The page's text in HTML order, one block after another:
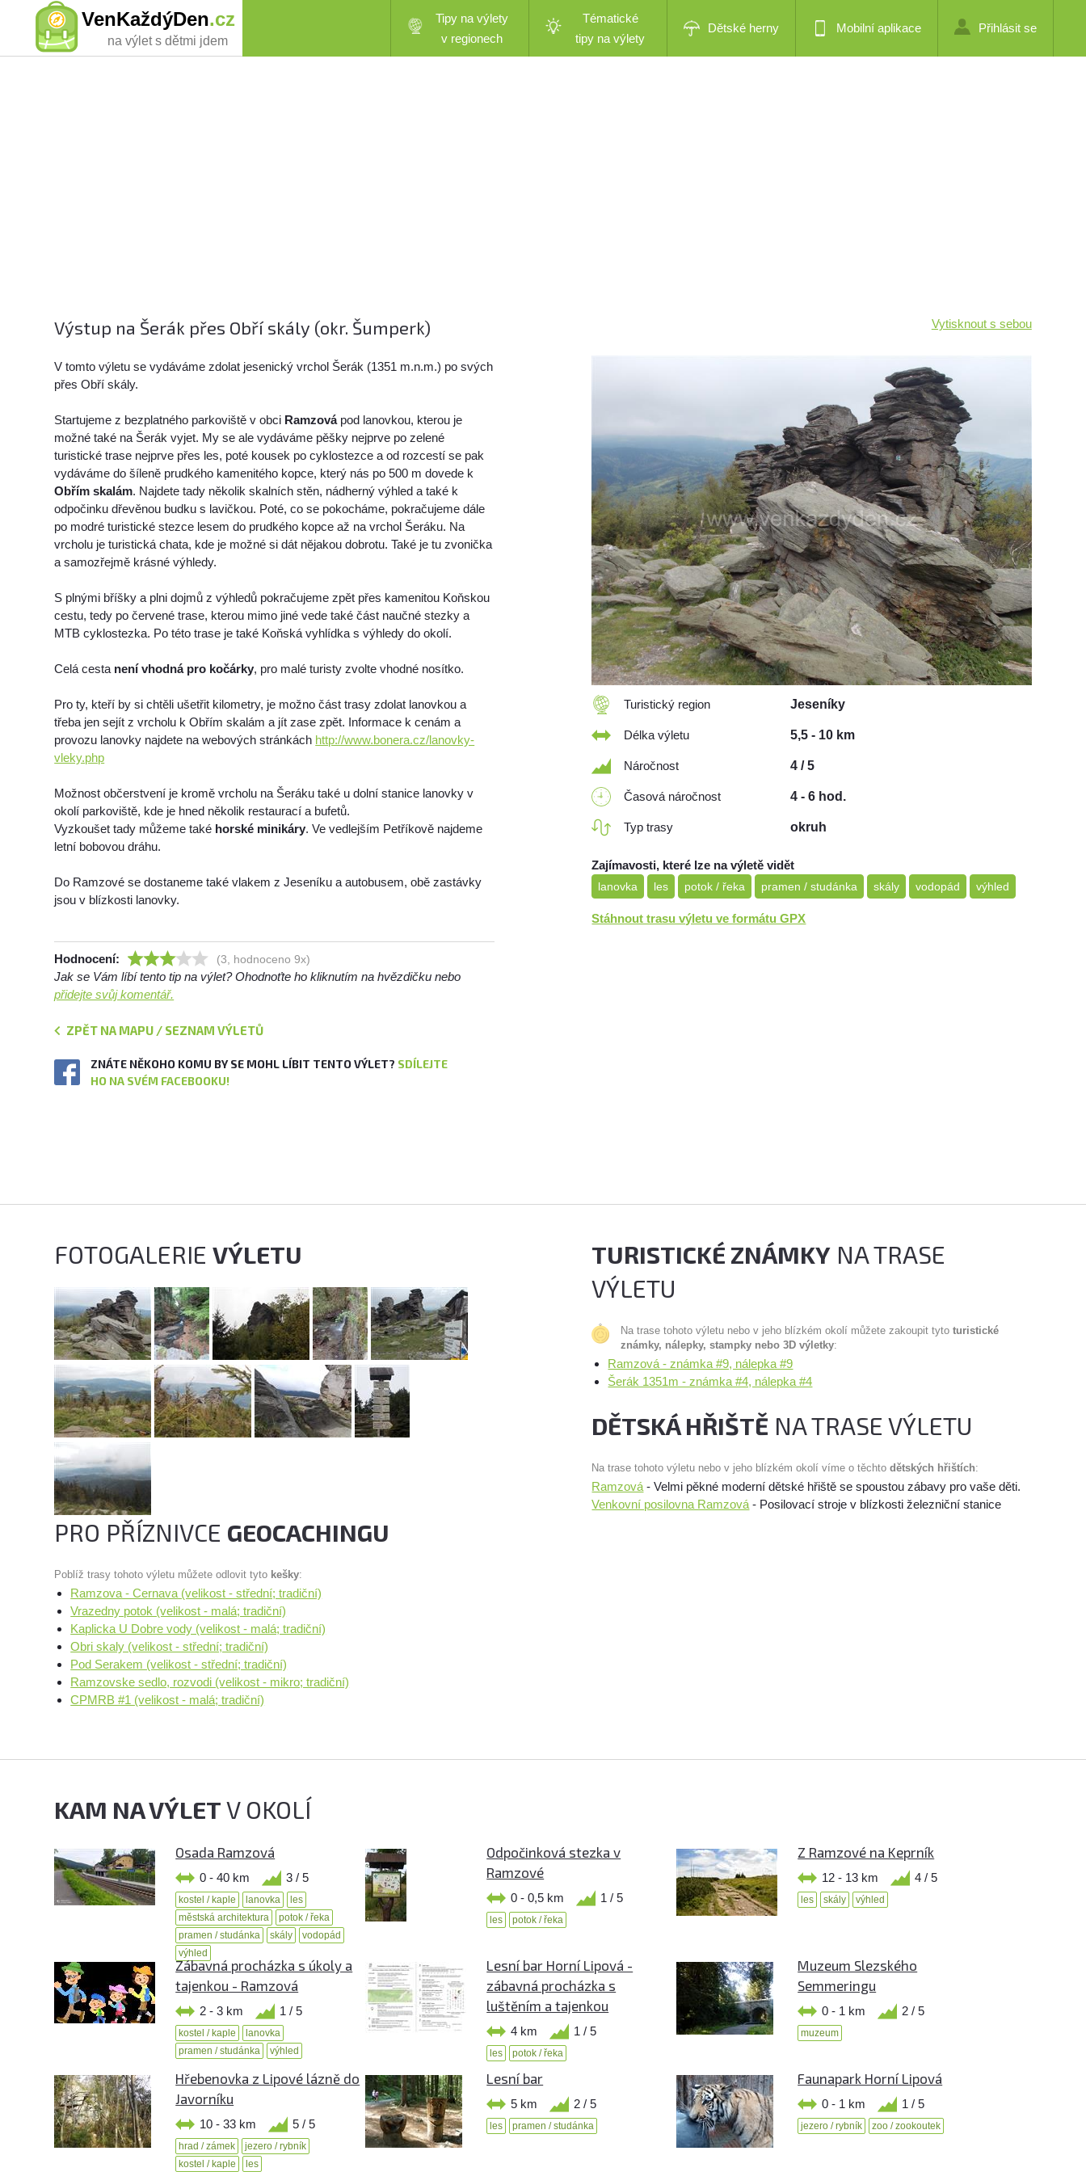
VenKaždýDen.cz
na výlet s dětmi jdem
Tipy na výlety
v regionech
Tématické
tipy na výlety
Dětské herny Mobilní aplikace Přihlásit se
Výstup na Šerák přes Obří skály (okr. Šumperk) Vytisknout s sebou
V tomto výletu se vydáváme zdolat jesenický vrchol Šerák (1351 m.n.m.) po svých
přes Obří skály.
Startujeme z bezplatného parkoviště v obci Ramzovápod lanovkou, kterou je
možné také na Šerák vyjet. My se ale vydáváme pěšky nejprve po zelené
turistické trase nejprve přes les, poté kousek po cyklostezce a od rozcestí se pak
vydáváme do šíleně prudkého kamenitého kopce, který nás po 500 m dovede k
Obřím skalám. Najdete tady několik skalních stěn, nádherný výhled a také k
odpočinku dřevěnou budku s lavičkou. Poté, co se pokocháme, pokračujeme dále
po modré turistické stezce lesem do prudkého kopce až na vrchol Šeráku. Na
vrcholu je turistická chata, kde je možné si dát nějakou dobrotu. Také je tu zvonička
a samozřejmě krásné výhledy.
S plnými bříšky a plni dojmů z výhledů pokračujeme zpět přes kamenitou Koňskou
cestu, tedy po červené trase, kterou mimo jiné vede také část naučné stezky a
MTB cyklostezka. Po této trase je také Koňská vyhlídka s výhledy do okolí.
Celá cesta není vhodná pro kočárky, pro malé turisty zvolte vhodné nosítko.
Pro ty, kteří by si chtěli ušetřit kilometry, je možno část trasy zdolat lanovkou a
třeba jen sejít z vrcholu k Obřím skalám a jít zase zpět. Informace k cenám a
provozu lanovky najdete na webových stránkách http://www.bonera.cz/lanovky-
vleky.php
Možnost občerstvení je kromě vrcholu na Šeráku také u dolní stanice lanovky v
okolí parkoviště, kde je hned několik restaurací a bufetů.
Vyzkoušet tady můžeme také horské minikáry. Ve vedlejším Petříkově najdeme
letní bobovou dráhu.
Do Ramzové se dostaneme také vlakem z Jeseníku a autobusem, obě zastávky
jsou v blízkosti lanovky.
Hodnocení: (3, hodnoceno 9x)
Jak se Vám líbí tento tip na výlet? Ohodnoťte ho kliknutím na hvězdičku nebo
přidejte svůj komentář.
ZPĚT NA MAPU / SEZNAM VÝLETŮ
ZNÁTE NĚKOHO KOMU BY SE MOHL LÍBIT TENTO VÝLET? SDÍLEJTE
HO NA SVÉM FACEBOOKU!
Turistický region Jeseníky
Délka výletu 5,5 - 10 km
Náročnost 4 / 5
Časová náročnost 4 - 6 hod.
Typ trasy okruh
Zajímavosti, které lze na výletě vidět
lanovka les potok / řeka pramen / studánka skály vodopád výhled
Stáhnout trasu výletu ve formátu GPX
FOTOGALERIEVÝLETU
PRO PŘÍZNIVCE GEOCACHINGU
Poblíž trasy tohoto výletu můžete odlovit tyto kešky:
Ramzova - Cernava (velikost - střední; tradiční)
Vrazedny potok (velikost - malá; tradiční)
Kaplicka U Dobre vody (velikost - malá; tradiční)
Obri skaly (velikost - střední; tradiční)
Pod Serakem (velikost - střední; tradiční)
Ramzovske sedlo, rozvodi (velikost - mikro; tradiční)
CPMRB #1 (velikost - malá; tradiční)
TURISTICKÉ ZNÁMKY NA TRASE
VÝLETU
Na trase tohoto výletu nebo v jeho blízkém okolí můžete zakoupit tytoturistické
známky, nálepky, stampky nebo 3D výletky:
Ramzová - známka #9, nálepka #9
Šerák 1351m - známka #4, nálepka #4
DĚTSKÁ HŘIŠTĚ NA TRASE VÝLETU
Na trase tohoto výletu nebo v jeho blízkém okolí víme o těchtodětských hřištích:
Ramzová - Velmi pěkné moderní dětské hřiště se spoustou zábavy pro vaše děti.
Venkovní posilovna Ramzová - Posilovací stroje v blízkosti železniční stanice
KAM NA VÝLETV OKOLÍ
Osada Ramzová
0 - 40 km 3 / 5
kostel / kaple lanovka
les
městská architektura
potok / řeka
pramen / studánka
skály
vodopád
výhled
Odpočinková stezka v
Ramzové
0 - 0,5 km 1 / 5
les potok / řeka
Z Ramzové na Keprník
12 - 13 km 4 / 5
les skály výhled
Zábavná procházka s úkoly a
tajenkou - Ramzová
2 - 3 km 1 / 5
kostel / kaple
lanovka
pramen / studánka
výhled
Lesní bar Horní Lipová -
zábavná procházka s
luštěním a tajenkou
4 km 1 / 5
les potok / řeka
Muzeum Slezského
Semmeringu
0 - 1 km 2 / 5
muzeum
Hřebenovka z Lipové lázně do
Javorníku
10 - 33 km 5 / 5
hrad / zámek
jezero / rybník
kostel / kaple
les
Lesní bar
5 km 2 / 5
les pramen / studánka
Faunapark Horní Lipová
0 - 1 km 1 / 5
jezero / rybník zoo / zookoutek